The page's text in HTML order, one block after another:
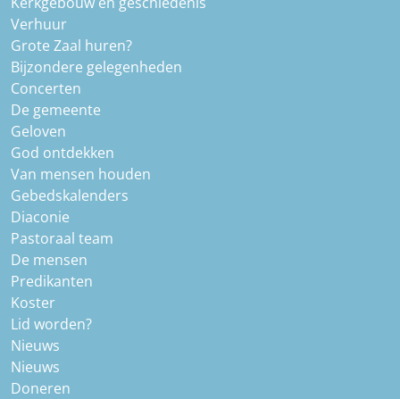
Verhuur
Grote Zaal huren?
Bijzondere gelegenheden
Concerten
De gemeente
Geloven
God ontdekken
Van mensen houden
Gebedskalenders
Diaconie
Pastoraal team
De mensen
Predikanten
Koster
Lid worden?
Nieuws
Nieuws
Doneren